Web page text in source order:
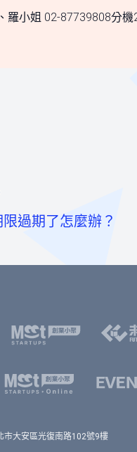
羅小姐 02-87739808分機
至票券資訊頁點選「請
帳號。）
確認」按鈕。
將可帶入報名表單中，加
選擇是否填寫每個人的
。填寫表單完成後，點選
單資訊無誤之後，按下「
的email信箱中，收到系
帳號，可ATM/線上轉
過期了怎麼辦？
市大安區光復南路102號9樓